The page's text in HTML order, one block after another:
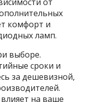
комфорт и
ламп.
выборе.
сроки и
за дешевизной,
на ваше